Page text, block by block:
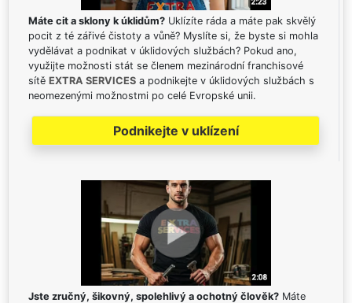
Máte cit a sklony k úklidům? Uklízíte ráda a máte pak skvělý
pocit z té zářivé čistoty a vůně? Myslíte si, že byste si mohla
vydělávat a podnikat v úklidových službách? Pokud ano,
využijte možnosti stát se členem mezinárodní franchisové
sítě EXTRA SERVICES a podnikejte v úklidových službách s
neomezenými možnostmi po celé Evropské unii.
Podnikejte v uklízení
Jste zručný, šikovný, spolehlivý a ochotný člověk? Máte